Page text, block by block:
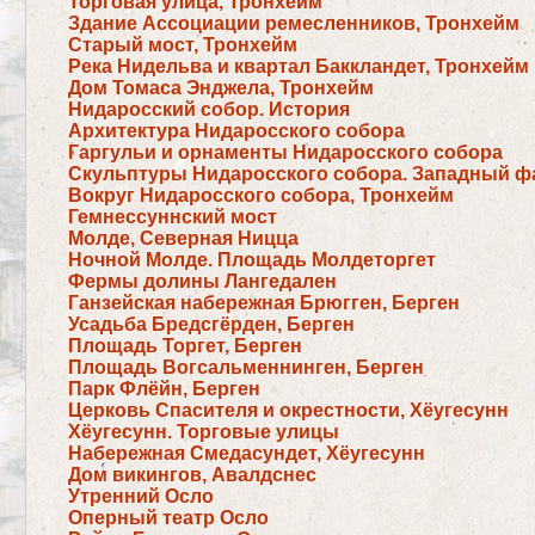
Здание Ассоциации ремесленников, Тронхейм
Старый мост, Тронхейм
Река Нидельва и квартал Баккландет, Тронхейм
Дом Томаса Энджела, Тронхейм
Нидаросский собор. История
Архитектура Нидаросского собора
Гаргульи и орнаменты Нидаросского собора
Скульптуры Нидаросского собора. Западный
Вокруг Нидаросского собора, Тронхейм
Гемнессуннский мост
Молде, Северная Ницца
Ночной Молде. Площадь Молдеторгет
Фермы долины Лангедален
Ганзейская набережная Брюгген, Берген
Усадьба Бредсгёрден, Берген
Площадь Торгет, Берген
Площадь Вогсальменнинген, Берген
Парк Флёйн, Берген
Церковь Спасителя и окрестности, Хёугесунн
Хёугесунн. Торговые улицы
Набережная Смедасундет, Хёугесунн
Дом викингов, Авалдснес
Утренний Осло
Оперный театр Осло